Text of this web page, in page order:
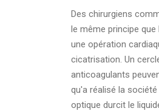
Des chirurgiens
le même principe
une opération
cicatrisation. Un
anticoagulants
qu'a réalisé la
optique durcit le